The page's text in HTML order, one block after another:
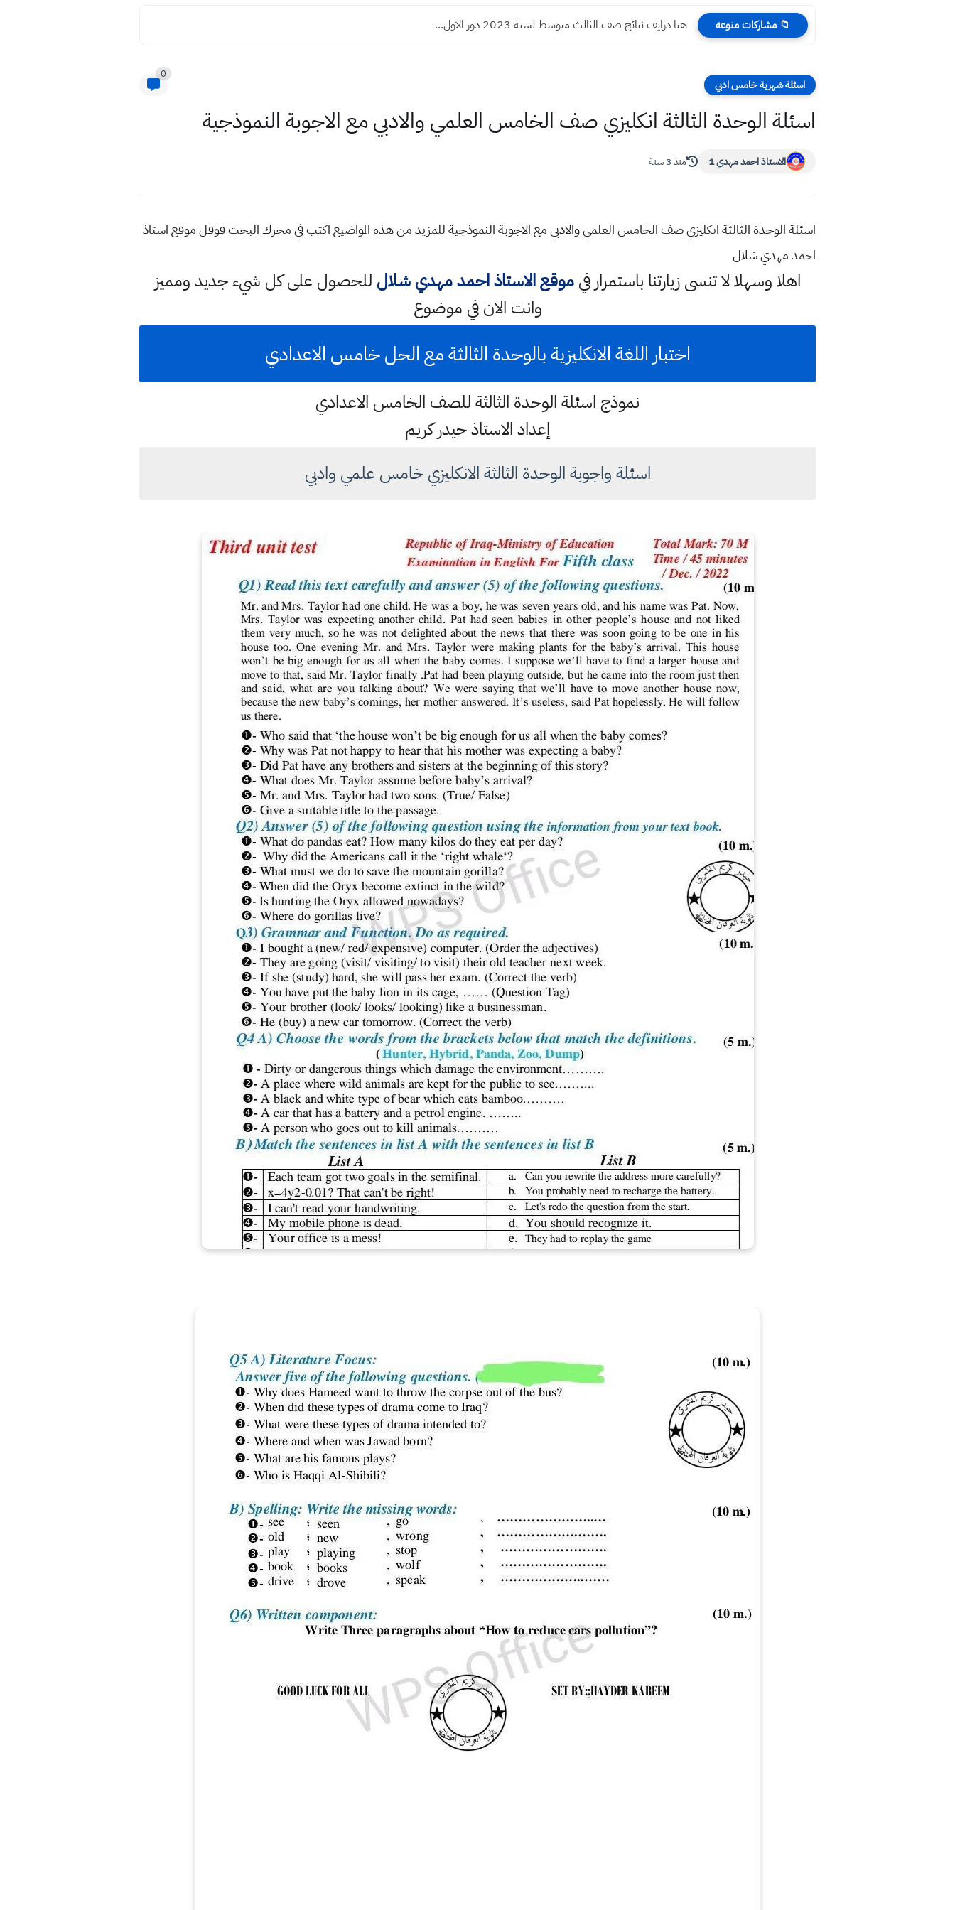
📁 مشاركات منوعه هنا درايف نتائج صف الثالث متوسط لسنة 2023 دور الاول...
اسئلة شهرية خامس ادبي
0
اسئلة الوحدة الثالثة انكليزي صف الخامس العلمي والادبي مع الاجوبة النموذجية
الاستاذ احمد مهدي 1 منذ 3 سنة
اسئلة الوحدة الثالثة انكليزي صف الخامس العلمي والادبي مع الاجوبة النموذجية للمزيد من هذه المواضيع اكتب في محرك البحث قوقل موقع استاذ
احمد مهدي شلال
اهلا وسهلالا تنسى زيارتنا باستمرار فيموقع الاستاذ احمد مهدي شلال للحصول على كل شيء جديد ومميز
وانت الان في موضوع
اختبار اللغة الانكليزية بالوحدة الثالثة مع الحل خامس الاعدادي
نموذج اسئلة الوحدة الثالثة للصف الخامس الاعدادي
إعداد الاستاذ حيدر كريم
اسئلة واجوبة الوحدة الثالثة الانكليزي خامس علمي وادبي